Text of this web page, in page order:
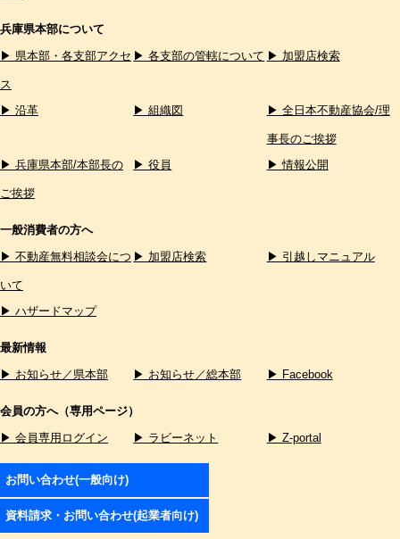
兵庫県本部について
▶ 県本部・各支部アクセ
ス
▶ 各支部の管轄について ▶ 加盟店検索
▶ 沿革 ▶ 組織図 ▶ 全日本不動産協会/理
事長のご挨拶
▶ 兵庫県本部/本部長の
ご挨拶
▶ 役員 ▶ 情報公開
一般消費者の方へ
▶ 不動産無料相談会につ
いて
▶ 加盟店検索 ▶ 引越しマニュアル
▶ ハザードマップ
最新情報
▶ お知らせ／県本部
▶ お知らせ／総本部 ▶ Facebook
会員の方へ（専用ページ）
▶ 会員専用ログイン
▶ ラビーネット ▶ Z-portal
お問い合わせ(一般向け)
資料請求・お問い合わせ(起業者向け)